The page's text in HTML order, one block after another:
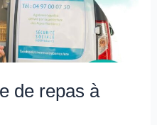
de repas à